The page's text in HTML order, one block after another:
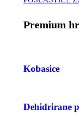
Premium
Kobasice
Dehidrirane